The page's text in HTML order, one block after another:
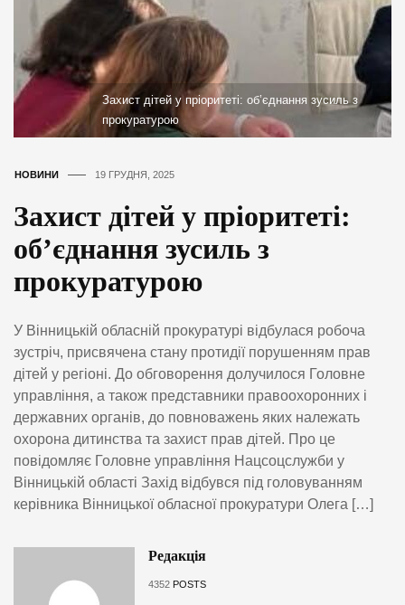
Захист дітей у пріоритеті: об’єднання зусиль з
прокуратурою
НОВИНИ 19 ГРУДНЯ, 2025
Захист дітей у пріоритеті:
об’єднання зусиль з
прокуратурою
У Вінницькій обласній прокуратурі відбулася робоча
зустріч, присвячена стану протидії порушенням прав
дітей у регіоні. До обговорення долучилося Головне
управління, а також представники правоохоронних і
державних органів, до повноважень яких належать
охорона дитинства та захист прав дітей. Про це
повідомляє Головне управління Нацсоцслужби у
Вінницькій області Захід відбувся під головуванням
керівника Вінницької обласної прокуратури Олега […]
Редакція
4352 POSTS